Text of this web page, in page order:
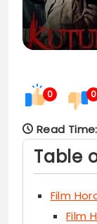
0 0
Read Time:
Table
Film
Film